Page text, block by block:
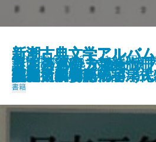
新潮古典文学アル
ーカラ・おもろさう
新潮古典文学アル
狂言・風姿花伝
こころの処方箋
新潮古典文学アル
伎
新潮古典文学アル
記・更級日記・和泉
新潮古典文学アル
門左衛門
新潮古典文学アル
戯作
新潮古典文学アル
草子・伊曾保物語
人間の運命 〈全七
新潮古典文学アル
語・大和物語・宇津
978-4-10-620703-7 1,430円
書籍
日本百名山 新装版
新潮古典文学アル
秋成
謎とき『カラマーゾ
新潮古典文学アル
歌集
きらきらひかる
新潮古典文学アル
西鶴
新潮古典文学アル
馬琴
新潮古典文学アル
蕪村・小林一茶
センチメンタルな旅
新潮古典文学アル
記・日本書紀